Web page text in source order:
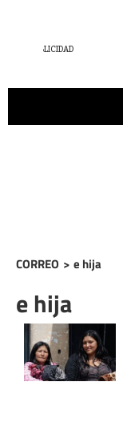
CORREO > e hija
e hija